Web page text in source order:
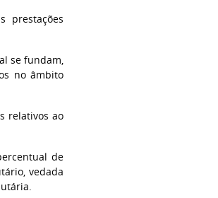
prestações
se fundam,
no âmbito
relativos ao
de
vedada